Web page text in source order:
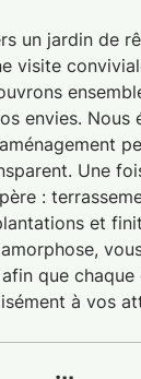
un jardin de
visite
envies. Nous
Une
:
et
que chaque
à vos